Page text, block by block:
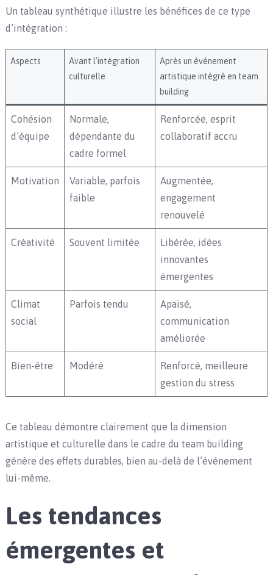
Un tableau synthétique illustre les bénéfices de ce type
d’intégration :
Aspects
Avant l’intégration
culturelle
Après un événement
artistique intégré en team
building
Cohésion
d’équipe
Normale,
dépendante du
cadre formel
Renforcée, esprit
collaboratif accru
Motivation
Variable, parfois
faible
Augmentée,
engagement
renouvelé
Créativité Souvent limitée
Libérée, idées
innovantes
émergentes
Climat
social
Parfois tendu
Apaisé,
communication
améliorée
Bien-être Modéré
Renforcé, meilleure
gestion du stress
Ce tableau démontre clairement que la dimension
artistique et culturelle dans le cadre du team building
génère des effets durables, bien au-delà de l’événement
lui-même.
Les tendances
émergentes et